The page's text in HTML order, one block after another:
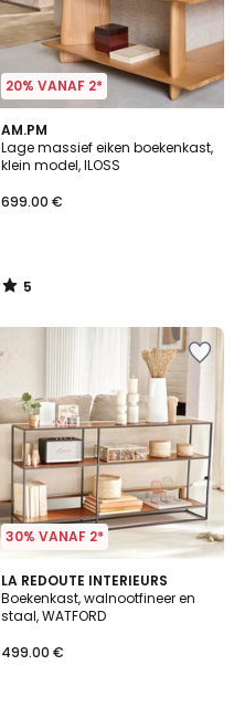
20% VANAF 2*
AM.PM
Lage massief eiken boekenkast,
klein model, ILOSS
699.00 €
5
/
5
5
/
30% VANAF 2*
LA REDOUTE INTERIEURS
Boekenkast, walnootfineer en
staal, WATFORD
499.00 €
4.9
/ 5